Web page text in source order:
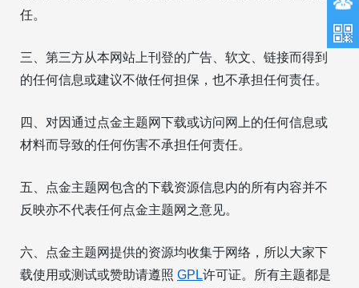
任。
三、第三方从本网站上刊登的广告、软文、链接而得到
的任何信息或建议不做任何担保，也不承担任何责任。
四、对因通过点金主题网下载或访问网上的任何信息或
材料而导致的任何伤害不承担任何责任。
五、点金主题网包含的下载资源信息内的所有内容并不
反映亦不代表任何点金主题网之意见。
六、点金主题网提供的资源均收集于网络，所以大家下
载使用或测试或赞助请遵照 GPL许可证。所有主题都是